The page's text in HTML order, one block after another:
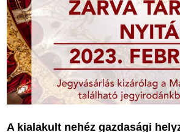
A kialakult nehéz gazdasági